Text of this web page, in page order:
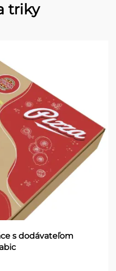
triky
s dodávateľom